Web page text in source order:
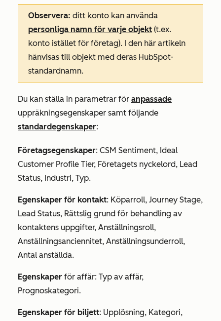
Observera: ditt konto kan använda
personliga namn för varje objekt (t.ex.
konto istället för företag). I den här artikeln
hänvisas till objekt med deras HubSpot-
standardnamn.
Du kan ställa in parametrar för anpassade
uppräkningsegenskaper samt följande
standardegenskaper:
Företagsegenskaper: CSM Sentiment, Ideal
Customer Profile Tier, Företagets nyckelord, Lead
Status, Industri, Typ.
Egenskaper för kontakt: Köparroll, Journey Stage,
Lead Status, Rättslig grund för behandling av
kontaktens uppgifter, Anställningsroll,
Anställningsanciennitet, Anställningsunderroll,
Antal anställda.
Egenskaper för affär: Typ av affär,
Prognoskategori.
Egenskaper för biljett: Upplösning, Kategori,